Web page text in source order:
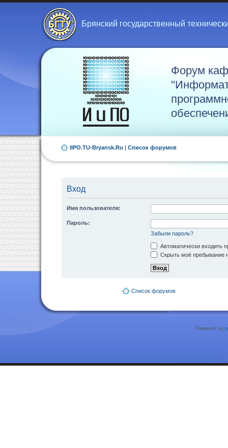
Брянский государственный
Форум
IIPO.TU-Bryansk.Ru | Список форумов
Вход
Имя пользователя:
Пароль:
Забыли пароль?
Автоматически входить
Скрыть моё пребывание
Список форумов
Powered by